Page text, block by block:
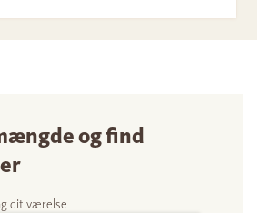
og find
dit værelse